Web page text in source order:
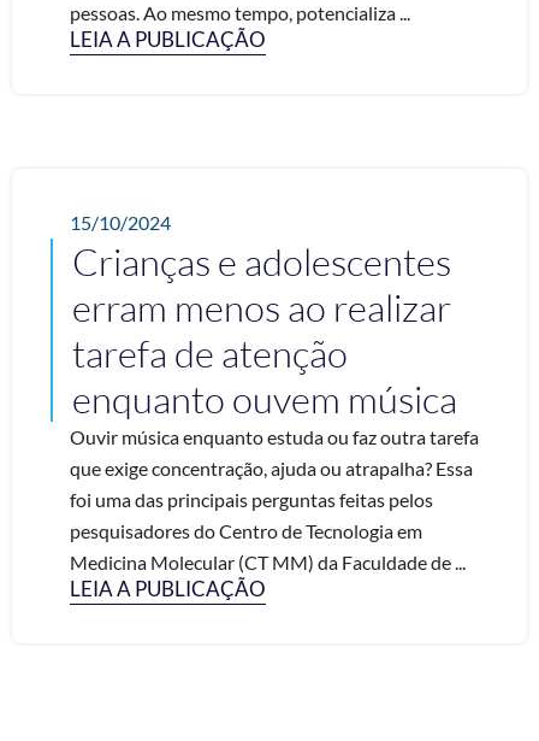
pessoas. Ao mesmo tempo, potencializa ...
LEIA A PUBLICAÇÃO
15/10/2024
Crianças e adolescentes
erram menos ao realizar
tarefa de atenção
enquanto ouvem música
Ouvir música enquanto estuda ou faz outra tarefa
que exige concentração, ajuda ou atrapalha? Essa
foi uma das principais perguntas feitas pelos
pesquisadores do Centro de Tecnologia em
Medicina Molecular (CT MM) da Faculdade de ...
LEIA A PUBLICAÇÃO